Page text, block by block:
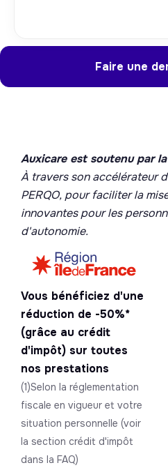
Faire une
Auxicare est soutenu par
À travers son accélérateur
PERQO, pour faciliter la
innovantes pour les
d'autonomie.
Vous bénéficiez d'une
réduction de -50%*
(grâce au crédit
d'impôt) sur toutes
nos prestations
(1)Selon la réglementation
fiscale en vigueur et votre
situation personnelle (voir
la section crédit d'impôt
dans la FAQ)